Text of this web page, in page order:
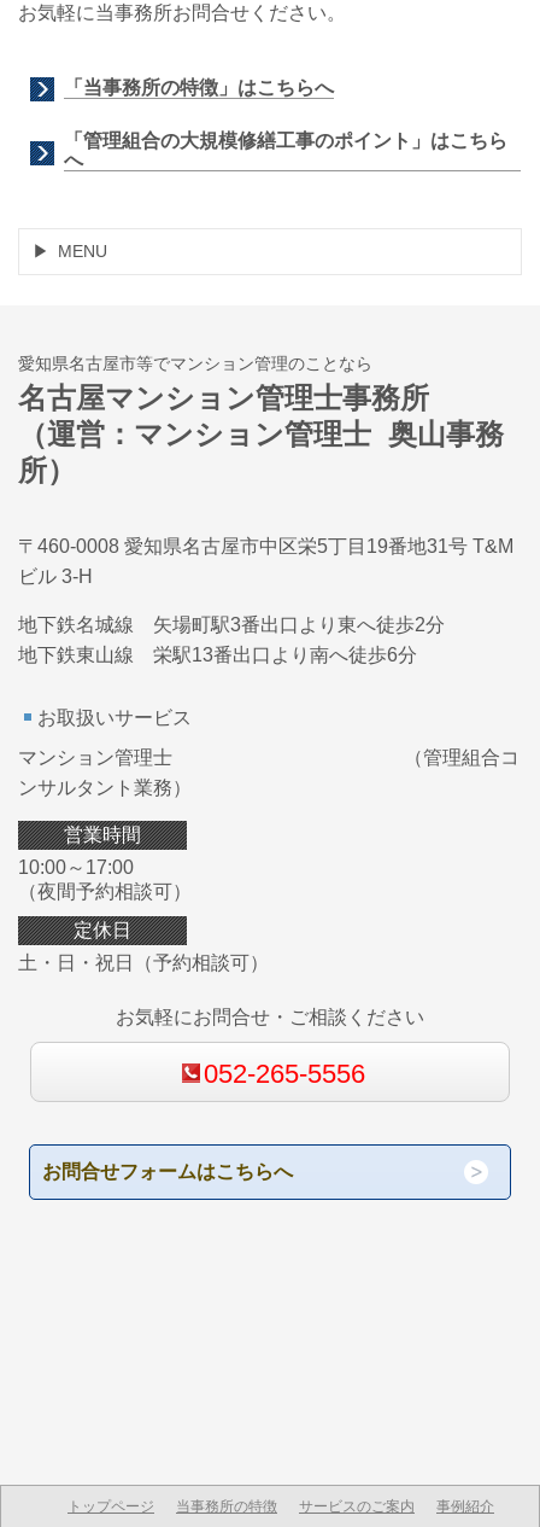
お気軽に当事務所お問合せください。
「当事務所の特徴」はこちらへ
「管理組合の大規模修繕工事のポイント」はこちら
へ
MENU
愛知県名古屋市等でマンション管理のことなら
名古屋マンション管理士事務所
（運営：マンション管理士 奥山事務
所）
〒460-0008 愛知県名古屋市中区栄5丁目19番地31号 T&M
ビル 3-H
地下鉄名城線 矢場町駅3番出口より東へ徒歩2分
地下鉄東山線 栄駅13番出口より南へ徒歩6分
お取扱いサービス
マンション管理士 （管理組合コ
ンサルタント業務）
営業時間
10:00～17:00
（夜間予約相談可）
定休日
土・日・祝日（予約相談可）
お気軽にお問合せ・ご相談ください
052-265-5556
お問合せフォームはこちらへ
トップページ 当事務所の特徴 サービスのご案内 事例紹介